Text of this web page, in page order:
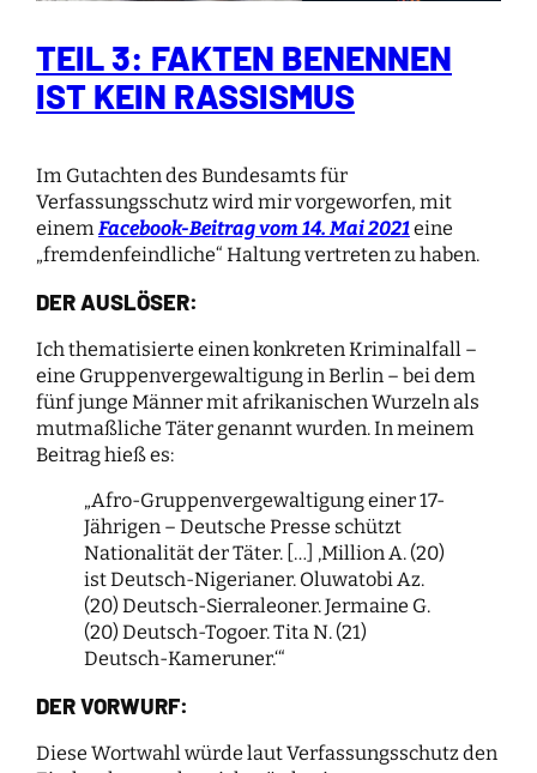
TEIL 3: FAKTEN BENENNEN
IST KEIN RASSISMUS
Im Gutachten des Bundesamts für
Verfassungsschutz wird mir vorgeworfen, mit
einem Facebook-Beitrag vom 14. Mai 2021eine
„fremdenfeindliche“ Haltung vertreten zu haben.
DER AUSLÖSER:
Ich thematisierte einen konkreten Kriminalfall –
eine Gruppenvergewaltigung in Berlin – bei dem
fünf junge Männer mit afrikanischen Wurzeln als
mutmaßliche Täter genannt wurden. In meinem
Beitrag hieß es:
„Afro-Gruppenvergewaltigung einer 17-
Jährigen – Deutsche Presse schützt
Nationalität der Täter. […] ‚Million A. (20)
ist Deutsch-Nigerianer. Oluwatobi Az.
(20) Deutsch-Sierraleoner. Jermaine G.
(20) Deutsch-Togoer. Tita N. (21)
Deutsch-Kameruner.‘“
DER VORWURF:
Diese Wortwahl würde laut Verfassungsschutz den